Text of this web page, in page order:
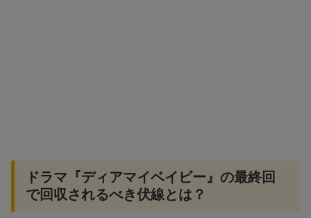
ドラマ『ディアマイベイビー』の最終回
で回収されるべき伏線とは？